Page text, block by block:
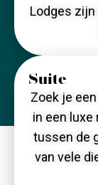
Lodges
Suite
Zoek je
in een luxe
tussen de
van vele